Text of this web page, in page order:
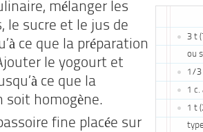
3 t
ou
1/3
1 c.
1 t
mélanger les
le sucre et le jus de
ce que la préparation
le yogourt et
ce que la
soit homogène.
fine placée sur